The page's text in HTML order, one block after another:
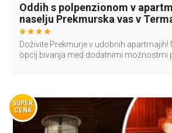
Oddih s polpenzionom v
naselju Prekmurska vas v
Doživite Prekmurje v udobnih apartmajih!
öpcij bivanja med dodatnimi možnostmi
SUPER
CENA